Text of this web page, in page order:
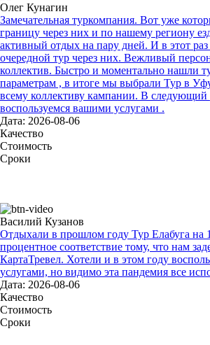
Олег Кунагин
Замечательная туркомпания. Вот уже
границу через них и по нашему региону
активный отдых на пару дней. И в этот
очередной тур через них. Вежливый
коллектив. Быстро и моментально нашли
параметрам , в итоге мы выбрали Тур в
всему коллективу кампании. В следующий
воспользуемся вашими услугами .
Дата: 2026-08-06
Качество
Стоимость
Сроки
Василий Кузанов
Отдыхали в прошлом году Тур Елабуга на
процентное соответствие тому, что нам
КартаТревел. Хотели и в этом году
услугами, но видимо эта пандемия все
Дата: 2026-08-06
Качество
Стоимость
Сроки